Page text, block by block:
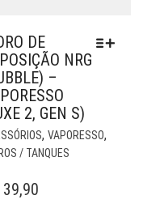
DE
NRG
–
2, GEN S)
, VAPORESSO,
/ TANQUES
39,90